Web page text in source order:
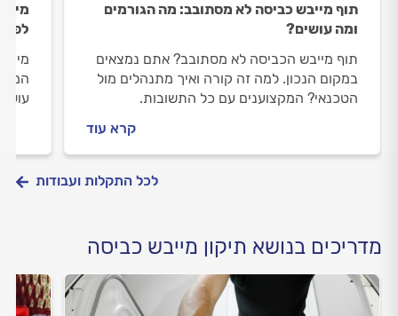
תוף מייבש כביסה לא מסתובב: מה הגורמים
ומה עושים?
תוף מייבש הכביסה לא מסתובב? אתם נמצאים
במקום הנכון. למה זה קורה ואיך מתנהלים מול
הטכנאי? המקצוענים עם כל התשובות.
קרא עוד
לכל התקלות ועבודות
מדריכים בנושא תיקון מייבש כביסה